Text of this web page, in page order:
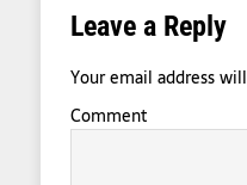
Leave a Reply
Your email address
Comment